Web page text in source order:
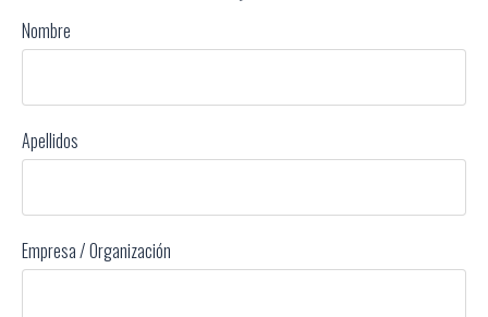
Nombre
Apellidos
Empresa / Organización